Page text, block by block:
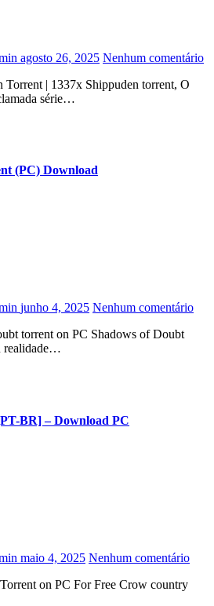
agosto 26, 2025 Nenhum comentário
série…
(PC) Download
junho 4, 2025 Nenhum comentário
realidade…
BR] – Download PC
maio 4, 2025 Nenhum comentário